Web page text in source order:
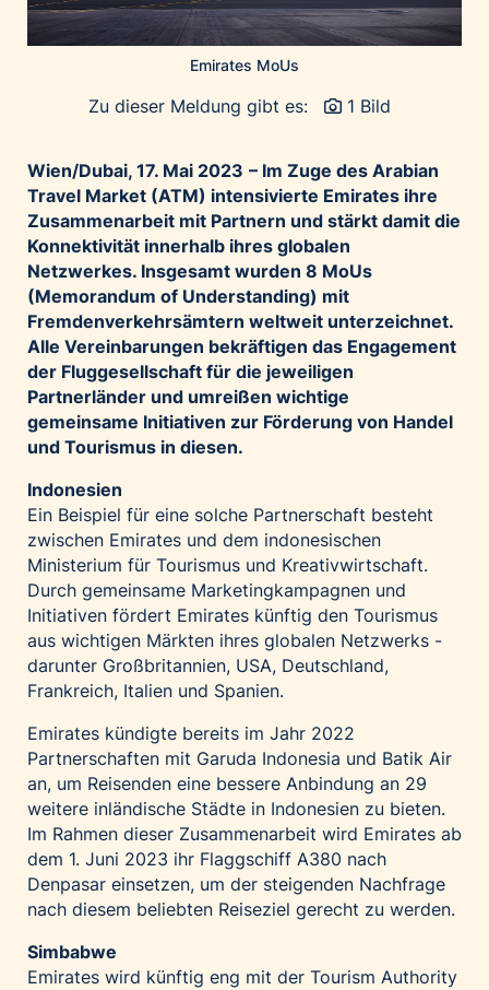
Kroatische Zentrale für Tourismus
List Holding Gruppe
Mondelēz Österreich
Muse Electronics
Neuroth
öbv – Österreichischer Bundesverlag
Ökopharm
Palfinger AG
Polestar
REXEL Austria
Starbucks
Superbrands Austria
Tante Fanny
Vollpension
win2day
Wolt
woom bikes
Kontakt
Emirates MoUs
Zu dieser Meldung gibt es: 1 Bild
Wien/Dubai, 17. Mai 2023 – Im Zuge des Arabian
Travel Market (ATM) intensivierte Emirates ihre
Zusammenarbeit mit Partnern und stärkt damit die
Konnektivität innerhalb ihres globalen
Netzwerkes. Insgesamt wurden 8 MoUs
(Memorandum of Understanding) mit
Fremdenverkehrsämtern weltweit unterzeichnet.
Alle Vereinbarungen bekräftigen das Engagement
der Fluggesellschaft für die jeweiligen
Partnerländer und umreißen wichtige
gemeinsame Initiativen zur Förderung von Handel
und Tourismus in diesen.
Indonesien
Ein Beispiel für eine solche Partnerschaft besteht
zwischen Emirates und dem indonesischen
Ministerium für Tourismus und Kreativwirtschaft.
Durch gemeinsame Marketingkampagnen und
Initiativen fördert Emirates künftig den Tourismus
aus wichtigen Märkten ihres globalen Netzwerks -
darunter Großbritannien, USA, Deutschland,
Frankreich, Italien und Spanien.
Emirates kündigte bereits im Jahr 2022
Partnerschaften mit Garuda Indonesia und Batik Air
an, um Reisenden eine bessere Anbindung an 29
weitere inländische Städte in Indonesien zu bieten.
Im Rahmen dieser Zusammenarbeit wird Emirates ab
dem 1. Juni 2023 ihr Flaggschiff A380 nach
Denpasar einsetzen, um der steigenden Nachfrage
nach diesem beliebten Reiseziel gerecht zu werden.
Simbabwe
Emirates wird künftig eng mit der Tourism Authority